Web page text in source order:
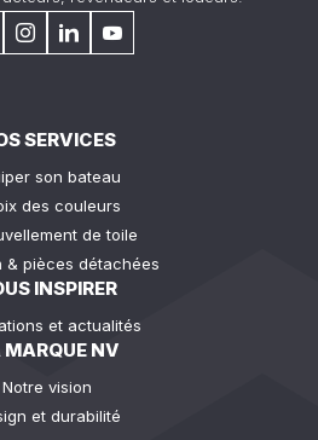
SERVICES
son bateau
des couleurs
de toile
& pièces détachées
INSPIRER
et actualités
MARQUE NV
Notre vision
et durabilité